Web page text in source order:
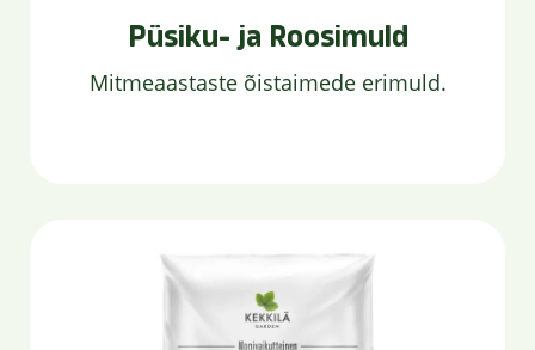
Püsiku- ja Roosimuld
Mitmeaastaste õistaimede erimuld.